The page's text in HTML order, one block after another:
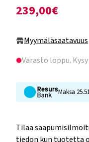
239,00€
Myymäläsaatavuus
Varasto loppu.
Maksa
Tilaa
tiedon kun tuotetta